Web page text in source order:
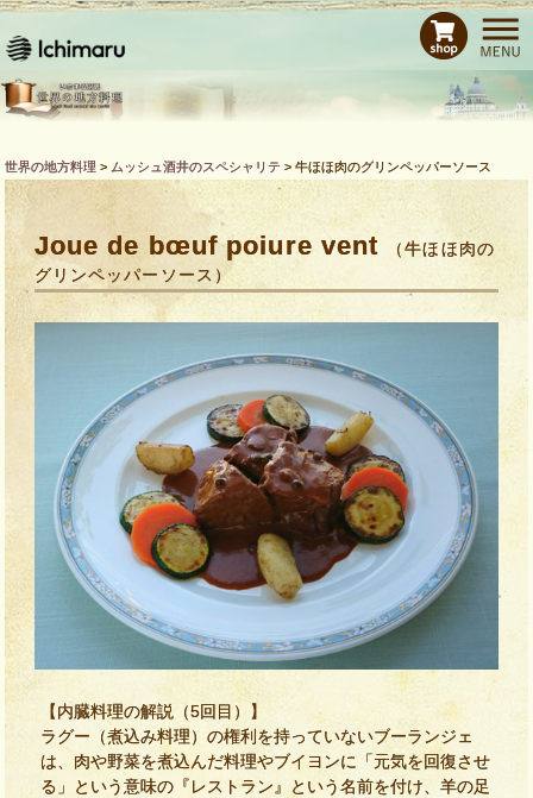
ホーム レシピ
商品紹介 Bras de CHEFとは
お問い合わせ
世界の地方料理 > ムッシュ酒井のスペシャリテ >牛ほほ肉のグリンペッパーソース
Joue de bœuf poiure vent
（牛ほほ肉の
グリンペッパーソース）
【内臓料理の解説（5回目）】
ラグー（煮込み料理）の権利を持っていないブーランジェ
は、肉や野菜を煮込んだ料理やブイヨンに「元気を回復させ
る」という意味の『レストラン』という名前を付け、羊の足